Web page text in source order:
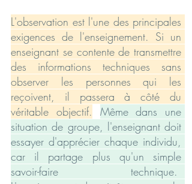
L'observation est l'une des principales
exigences de l'enseignement. Si un
enseignant se contente de transmettre
des informations techniques sans
observer les personnes qui les
reçoivent, il passera à côté du
véritable objectif.
Même dans une
situation de groupe, l'enseignant doit
essayer d'apprécier chaque individu,
car il partage plus qu'un simple
savoir-faire technique.